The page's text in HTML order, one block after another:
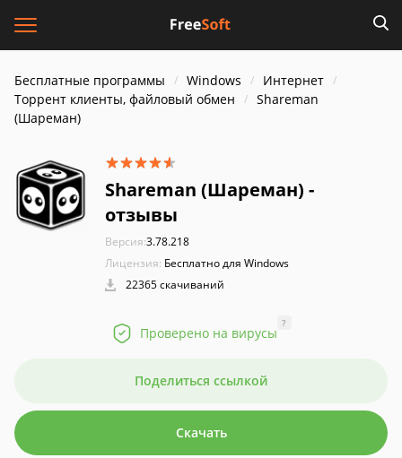
Бесплатные программы Windows
Интернет
Торрент клиенты, файловый обмен
Shareman
(Шареман)
Shareman (Шареман) -
отзывы
Версия:3.78.218
Лицензия: Бесплатно для Windows
22365 скачиваний
Проверено на вирусы
?
Поделиться ссылкой
Скачать